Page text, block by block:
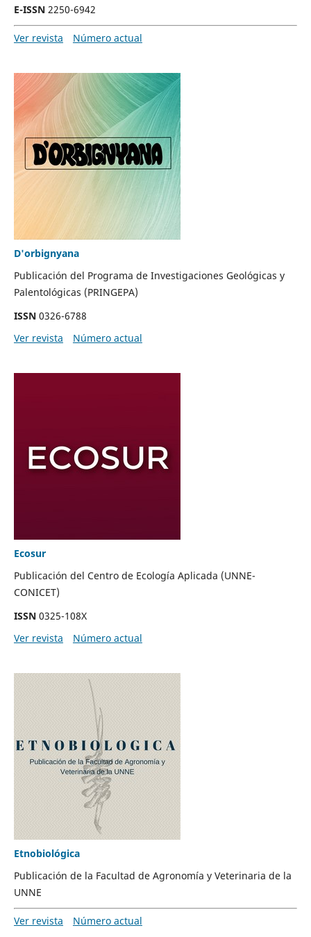
E-ISSN2250-6942
Ver revista Número actual
D'orbignyana
Publicación del Programa de Investigaciones Geológicas y
Palentológicas (PRINGEPA)
ISSN0326-6788
Ver revista
Número actual
Ecosur
Publicación del Centro de Ecología Aplicada (UNNE-
CONICET)
ISSN0325-108X
Ver revista
Número actual
Etnobiológica
Publicación de la Facultad de Agronomía y Veterinaria de la
UNNE
Ver revista Número actual